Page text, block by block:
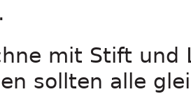
mit Stift und
sollten alle